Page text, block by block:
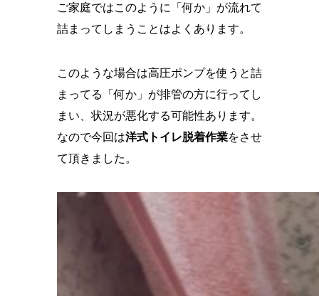
ご家庭ではこのように「何か」が流れて
詰まってしまうことはよくあります。
このような場合は高圧ポンプを使うと詰
まってる「何か」が排管の方に行ってし
まい、状況が悪化する可能性あります。
なので今回は洋式トイレ脱着作業をさせ
て頂きました。